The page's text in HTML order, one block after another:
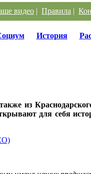
видео | Правила |
История
из
для себя